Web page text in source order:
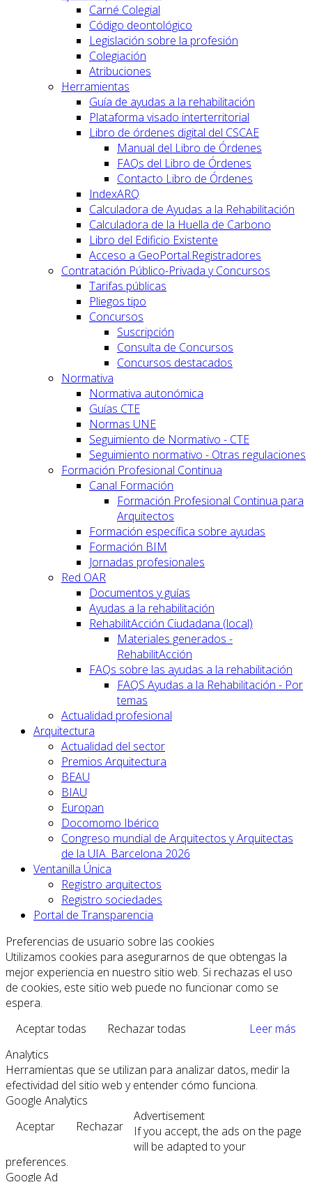
Carné Colegial
Código deontológico
Legislación sobre la profesión
Colegiación
Atribuciones
Herramientas
Guía de ayudas a la rehabilitación
Plataforma visado interterritorial
Libro de órdenes digital del CSCAE
Manual del Libro de Órdenes
FAQs del Libro de Órdenes
Contacto Libro de Órdenes
IndexARQ
Calculadora de Ayudas a la Rehabilitación
Calculadora de la Huella de Carbono
Libro del Edificio Existente
Acceso a GeoPortal.Registradores
Contratación Público-Privada y Concursos
Tarifas públicas
Pliegos tipo
Concursos
Suscripción
Consulta de Concursos
Concursos destacados
Normativa
Normativa autonómica
Guías CTE
Normas UNE
Seguimiento de Normativo - CTE
Seguimiento normativo - Otras regulaciones
Formación Profesional Continua
Canal Formación
Formación Profesional Continua para
Arquitectos
Formación específica sobre ayudas
Formación BIM
Jornadas profesionales
Red OAR
Documentos y guías
Ayudas a la rehabilitación
RehabilitAcción Ciudadana (local)
Materiales generados -
RehabilitAcción
FAQs sobre las ayudas a la rehabilitación
FAQS Ayudas a la Rehabilitación - Por
temas
Actualidad profesional
Arquitectura
Actualidad del sector
Premios Arquitectura
BEAU
BIAU
Europan
Docomomo Ibérico
Congreso mundial de Arquitectos y Arquitectas
de la UIA. Barcelona 2026
Ventanilla Única
Registro arquitectos
Registro sociedades
Portal de Transparencia
Preferencias de usuario sobre las cookies
Utilizamos cookies para asegurarnos de que obtengas la
mejor experiencia en nuestro sitio web. Si rechazas el uso
de cookies, este sitio web puede no funcionar como se
espera.
Aceptar todas
Rechazar todas
Leer más
Analytics
Herramientas que se utilizan para analizar datos, medir la
efectividad del sitio web y entender cómo funciona.
Google Analytics
Aceptar
Rechazar
Advertisement
If you accept, the ads on the page
will be adapted to your
preferences.
Google Ad